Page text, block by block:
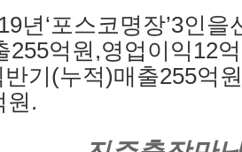
년‘포스코명장’3인
255억원,영업이익12
기(누적)매출255억
원.